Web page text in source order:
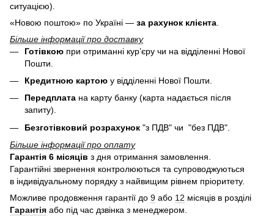
ситуацією).
«Новою поштою» по Україні — за рахунок клієнта
Більше інформації про доставку
Готівкою при отриманні кур’єру чи на відділенні Нової
Пошти.
Кредитною картою у відділенні Нової Пошти.
Передплата на карту банку (карта надається після
запиту).
Безготівковий розрахунок "з ПДВ" чи "без ПДВ".
Більше інформації про оплату
Гарантія 6 місяців з дня отримання замовлення.
Гарантійні звернення контролюються та супроводжуються
в індивідуальному порядку з найвищим рівнем пріоритету.
Можливе продовження гарантії до 9 або 12 місяців в розділі
Гарантія або під час дзвінка з менеджером.